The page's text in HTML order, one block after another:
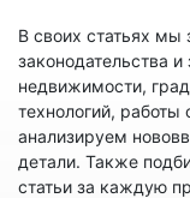
В своих статьях
законодательства
недвижимости,
технологий,
анализируем
детали. Также
статьи за каждую